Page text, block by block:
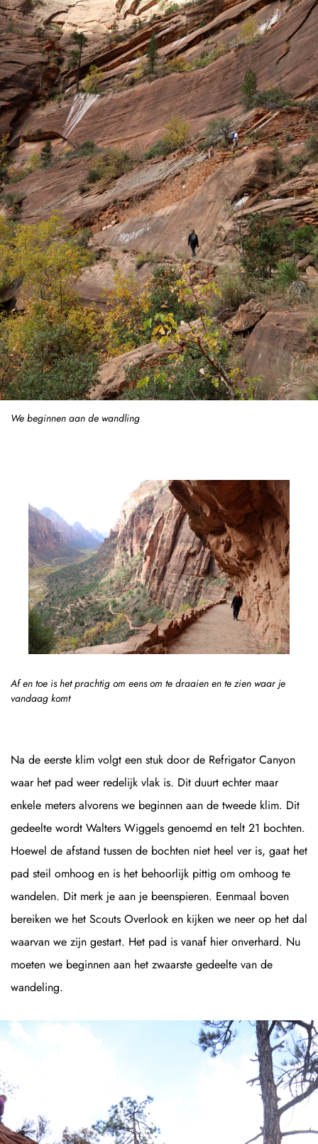
We beginnen aan de wandling
Af en toe is het prachtig om eens om te draaien en te zien waar je
vandaag komt
Na de eerste klim volgt een stuk door de Refrigator Canyon
waar het pad weer redelijk vlak is. Dit duurt echter maar
enkele meters alvorens we beginnen aan de tweede klim. Dit
gedeelte wordt Walters Wiggels genoemd en telt 21 bochten.
Hoewel de afstand tussen de bochten niet heel ver is, gaat het
pad steil omhoog en is het behoorlijk pittig om omhoog te
wandelen. Dit merk je aan je beenspieren. Eenmaal boven
bereiken we het Scouts Overlook en kijken we neer op het dal
waarvan we zijn gestart. Het pad is vanaf hier onverhard. Nu
moeten we beginnen aan het zwaarste gedeelte van de
wandeling.